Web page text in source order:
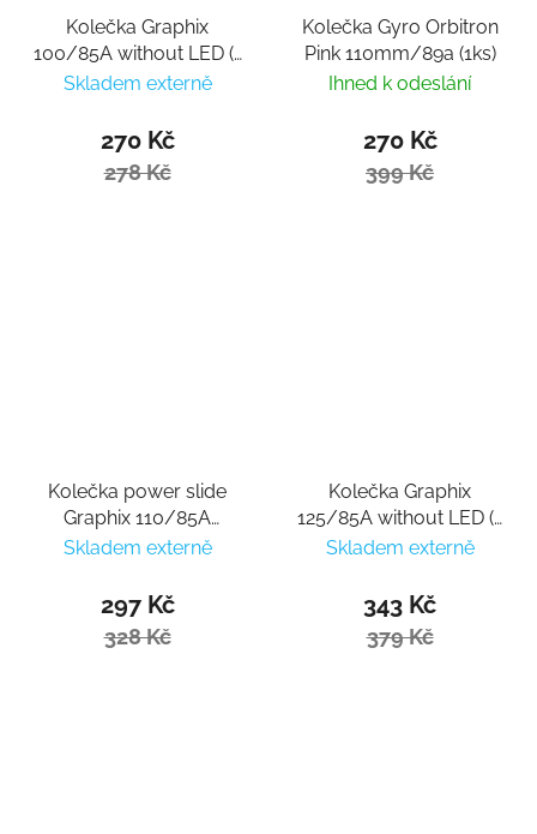
Kolečka Graphix
100/85A without LED (1
ks)
Skladem externě
270 Kč
278 Kč
Kolečka Gyro Orbitron
Pink 110mm/89a (1ks)
Ihned k odeslání
270 Kč
399 Kč
Kolečka power slide
Graphix 110/85A
without LED (1 ks)
Skladem externě
297 Kč
328 Kč
Kolečka Graphix
125/85A without LED (1
ks)
Skladem externě
343 Kč
379 Kč